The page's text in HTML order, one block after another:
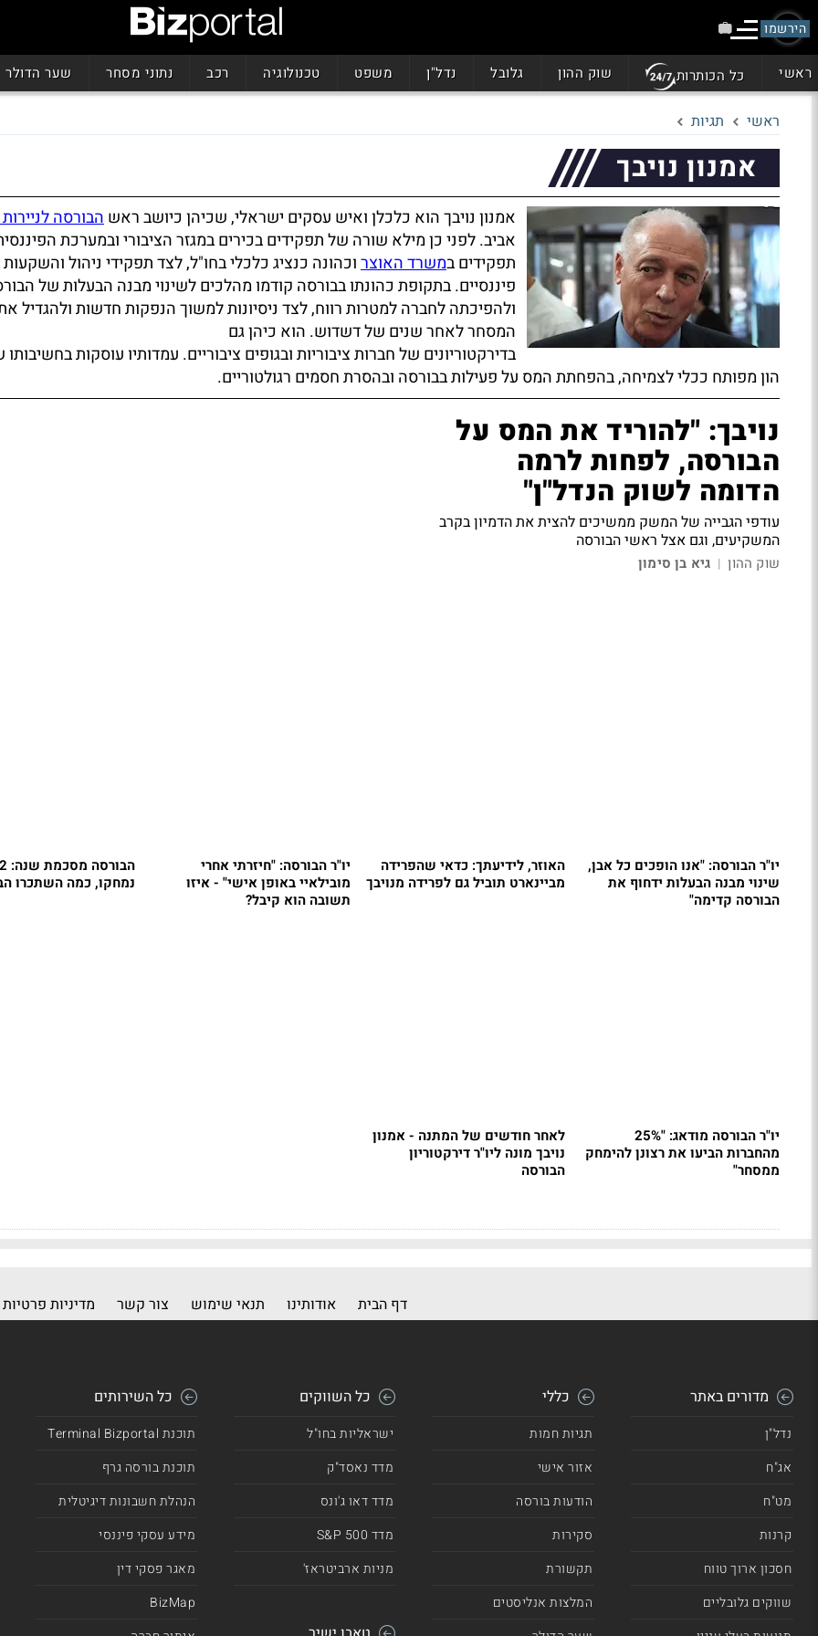
הירשמו
ראשי כל הכותרות שוק ההון גלובל נדל"ן משפט טכנולוגיה רכב נתוני מסחר שער הדולר
ראשי תגיות
אמנון נויבך
אמנון נויבך הוא כלכלן ואיש עסקים ישראלי, שכיהן כיושב ראשהבורסה
אביב. לפני כן מילא שורה של תפקידים בכירים במגזר הציבורי ובמערכת
תפקידים במשרד האוצרוכהונה כנציג כלכלי בחו"ל, לצד תפקידי ניהול והשקעות
פיננסיים. בתקופת כהונתו בבורסה קודמו מהלכים לשינוי מבנה הבעלות של
ולהפיכתה לחברה למטרות רווח, לצד ניסיונות למשוך הנפקות חדשות ולהגדיל
המסחר לאחר שנים של דשדוש. הוא כיהן גם
בדירקטוריונים של חברות ציבוריות ובגופים ציבוריים. עמדותיו עוסקות
הון מפותח ככלי לצמיחה, בהפחתת המס על פעילות בבורסה ובהסרת חסמים רגולטוריים.
נויבך: "להוריד את המס על
הבורסה, לפחות לרמה
הדומה לשוק הנדל"ן"
עודפי הגבייה של המשק ממשיכים להצית את הדמיון בקרב
המשקיעים, וגם אצל ראשי הבורסה
שוק ההון | גיא בן סימון
יו"ר הבורסה: "אנו הופכים כל אבן,
שינוי מבנה הבעלות ידחוף את
הבורסה קדימה"
האוזר, לידיעתך: כדאי שהפרידה
מביינארט תוביל גם לפרידה מנויבך
יו"ר הבורסה: "חיזרתי אחרי
מובילאיי באופן אישי" - איזו
תשובה הוא קיבל?
נמחקו, כמה השתכרו
יו"ר הבורסה מודאג: "25%
מהחברות הביעו את רצונן להימחק
ממסחר"
לאחר חודשים של המתנה - אמנון
נויבך מונה ליו"ר דירקטוריון
הבורסה
דף הבית אודותינו תנאי שימוש צור קשר מדיניות פרטיות
מדורים באתר
נדל"ן
אג"ח
מט"ח
קרנות
חסכון ארוך טווח
שווקים גלובליים
כללי
תגיות חמות
אזור אישי
הודעות בורסה
סקירות
תקשורת
המלצות אנליסטים
כל השווקים
ישראליות בחו"ל
מדד נאסד"ק
מדד דאו ג'ונס
מדד 500 S&P
מניות ארביטראז'
כל השירותים
תוכנת Terminal Bizportal
תוכנת בורסה גרף
הנהלת חשבונות דיגיטלית
מידע עסקי פיננסי
מאגר פסקי דין
BizMap